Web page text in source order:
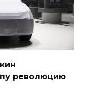
революцию